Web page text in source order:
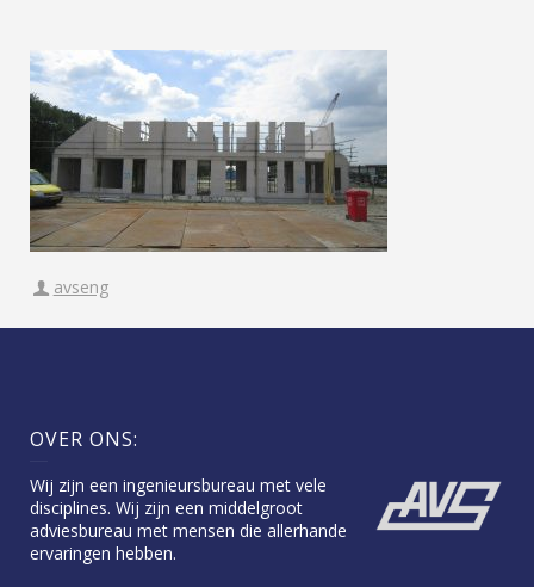
avseng
OVER ONS:
Wij zijn een ingenieursbureau met vele
disciplines. Wij zijn een middelgroot
adviesbureau met mensen die allerhande
ervaringen hebben.